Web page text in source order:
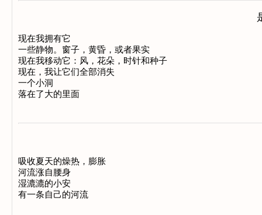
现在我拥有它
一些静物。窗子，黄昏，或者果实
现在我移动它：风，花朵，时针和种子
现在，我让它们全部消失
一个小洞
吸收夏天的燥热，膨胀
河流涨自腰身
湿漉漉的小安